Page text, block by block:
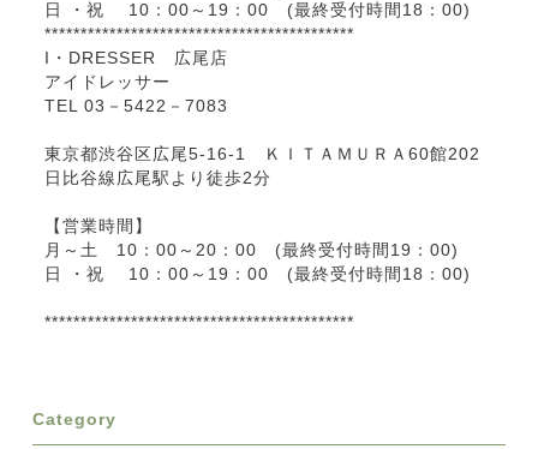
日 ・祝 10：00～19：00 (最終受付時間18：00)
*******************************************
I・DRESSER 広尾店
アイドレッサー
TEL 03－5422－7083
東京都渋谷区広尾5-16-1 ＫＩＴＡＭＵＲＡ60館202
日比谷線広尾駅より徒歩2分
【営業時間】
月～土 10：00～20：00 (最終受付時間19：00)
日 ・祝 10：00～19：00 (最終受付時間18：00)
*******************************************
Category